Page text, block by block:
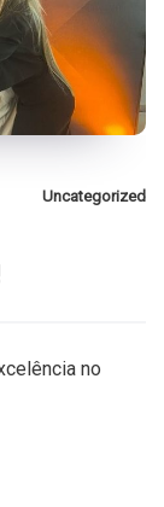
Uncategorized
no